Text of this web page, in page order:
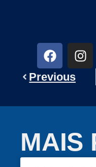
Previous
MAIS